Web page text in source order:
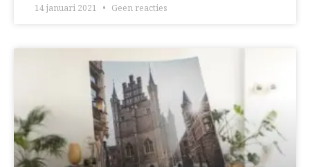
14 januari 2021 Geen reacties